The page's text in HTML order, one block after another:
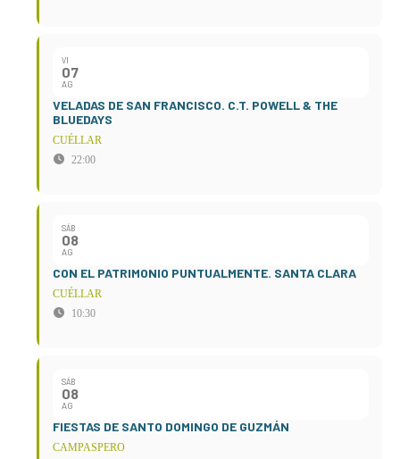
VI
07
AG
VELADAS DE SAN FRANCISCO. C.T. POWELL & THE
BLUEDAYS
CUÉLLAR
22:00
SÁB
08
AG
CON EL PATRIMONIO PUNTUALMENTE. SANTA CLARA
CUÉLLAR
10:30
SÁB
08
AG
FIESTAS DE SANTO DOMINGO DE GUZMÁN
CAMPASPERO